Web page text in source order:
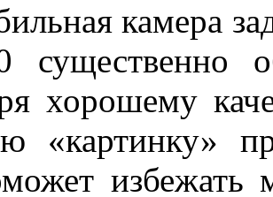
камера
существенно
хорошему
«картинку»
избежать